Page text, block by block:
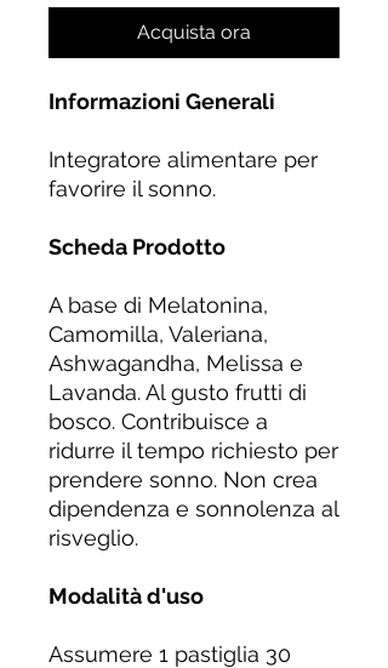
Acquista ora
Informazioni Generali
Integratore alimentare per
favorire il sonno.
Scheda Prodotto
A base di Melatonina,
Camomilla, Valeriana,
Ashwagandha, Melissa e
Lavanda. Al gusto frutti di
bosco. Contribuisce a
ridurre il tempo richiesto per
prendere sonno. Non crea
dipendenza e sonnolenza al
risveglio.
Modalità d'uso
Assumere 1 pastiglia 30